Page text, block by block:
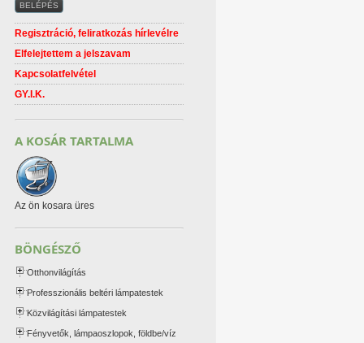
Regisztráció, feliratkozás hírlevélre
Elfelejtettem a jelszavam
Kapcsolatfelvétel
GY.I.K.
A KOSÁR TARTALMA
Az ön kosara üres
BÖNGÉSZŐ
Otthonvilágítás
Professzionális beltéri lámpatestek
Közvilágítási lámpatestek
Fényvetők, lámpaoszlopok, földbe/víz